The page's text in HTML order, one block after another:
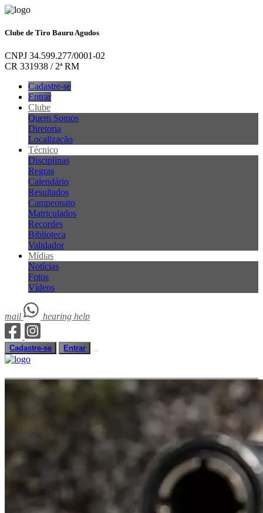
Clube de Tiro Bauru Agudos
CNPJ 34.599.277/0001-02
CR 331938 / 2ª RM
Cadastre-se
Entrar
Clube
Quem Somos
Diretoria
Localização
Técnico
Disciplinas
Regras
Calendário
Resultados
Campeonato
Matriculados
Recordes
Biblioteca
Validador
Mídias
Notícias
Fotos
Vídeos
mail hearing help
Cadastre-se Entrar